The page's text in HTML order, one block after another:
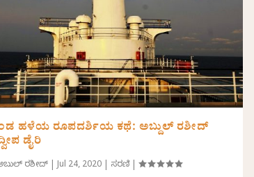
ಹಳೆಯ ರೂಪದರ್ಶಿಯ ಕಥೆ: ಅಬ್ದುಲ್ ರಶೀದ್
ಡೈರಿ
ರಶೀದ್| Jul 24, 2020| ಸರಣಿ|